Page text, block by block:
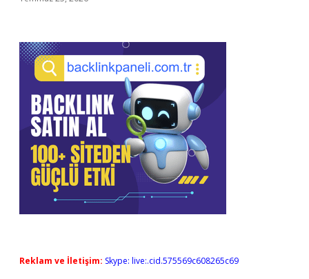
Reklam ve İletişim: Skype: live:.cid.575569c608265c69